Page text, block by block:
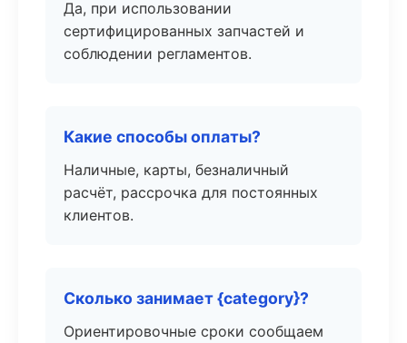
Да, при использовании
сертифицированных запчастей и
соблюдении регламентов.
Какие способы оплаты?
Наличные, карты, безналичный
расчёт, рассрочка для постоянных
клиентов.
Сколько занимает {category}?
Ориентировочные сроки сообщаем